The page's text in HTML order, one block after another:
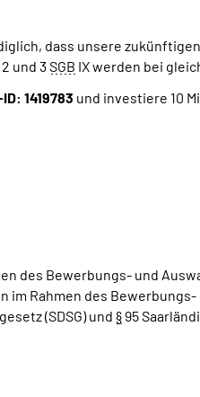
dass unsere
2 und 3SGB IX werden bei
1419783 und investiere 10
des Bewerbungs- und
Rahmen des
(SDSG) und § 95